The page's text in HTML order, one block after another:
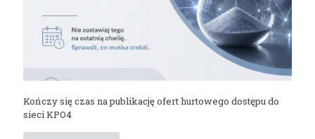
Kończy się czas na publikację ofert hurtowego dostępu do
sieci KPO4